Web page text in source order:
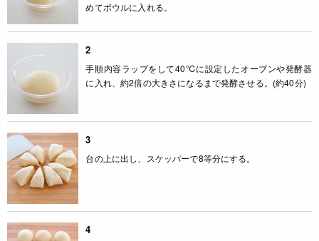
めてボウルに入れる。
2
手順内容ラップをして40℃に設定したオーブンや発酵器
に入れ、約2倍の大きさになるまで発酵させる。(約40分)
3
台の上に出し、スケッパーで8等分にする。
4